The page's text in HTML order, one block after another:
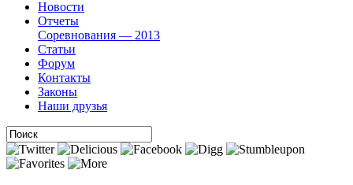
Новости
Отчеты
Соревнования — 2013
Статьи
Форум
Контакты
Законы
Наши друзья